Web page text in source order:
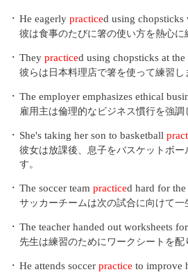
・ He eagerly practiced using chopsticks
彼は食事のたびに箸の使い方を熱心に
・ They practiced using chopsticks at the
彼らは日本料理店で箸を使って練習し
・ The employer emphasizes ethical
雇用主は倫理的なビジネス慣行を強調
・ She's taking her son to basketball
彼女は放課後、息子をバスケットボー
す。
・ The soccer team practiced hard for
サッカーチームは次の試合に向けて一
・ The teacher handed out worksheets for
先生は練習のためにワークシートを配
・ He attends soccer practice to improve